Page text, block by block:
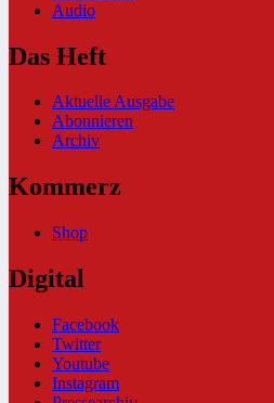
Audio
Das Heft
Aktuelle Ausgabe
Abonnieren
Archiv
Kommerz
Shop
Digital
Facebook
Twitter
Youtube
Instagram